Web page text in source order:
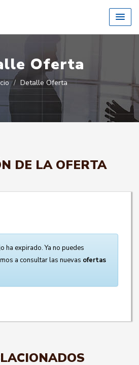
Oferta
Detalle Oferta
DE LA OFERTA
ha expirado. Ya no puedes
a consultar las nuevas ofertas